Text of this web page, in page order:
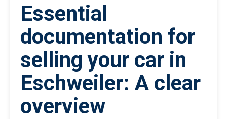
Essential
documentation for
selling your car in
Eschweiler: A clear
overview